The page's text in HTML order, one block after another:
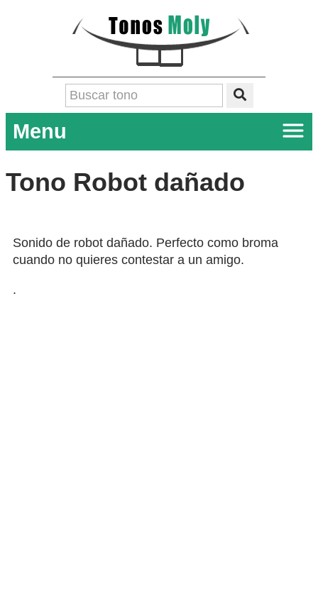
Menu
Tono Robot dañado
Sonido de robot dañado. Perfecto como broma
cuando no quieres contestar a un amigo.
.